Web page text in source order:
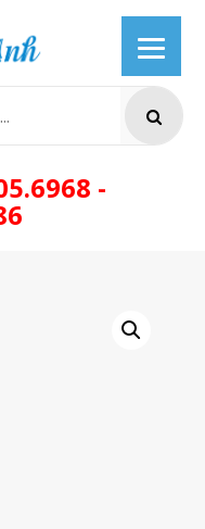
SEARCH
-